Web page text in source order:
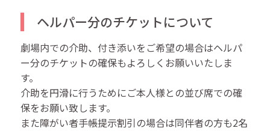
ヘルパー分のチケットについて
劇場内での介助、付き添いをご希望の場合はヘルパ
ー分のチケットの確保もよろしくお願いいたしま
す。
介助を円滑に行うためにご本人様との並び席での確
保をお願い致します。
また障がい者手帳提示割引の場合は同伴者の方も2名